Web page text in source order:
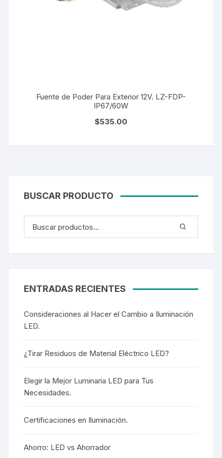
Fuente de Poder Para Exterior 12V. LZ-FDP-
IP67/60W
$535.00
BUSCAR PRODUCTO
ENTRADAS RECIENTES
Consideraciones al Hacer el Cambio a Iluminación
LED.
¿Tirar Residuos de Material Eléctrico LED?
Elegir la Mejor Luminaria LED para Tus
Necesidades.
Certificaciones en Iluminación.
Ahorro: LED vs Ahorrador